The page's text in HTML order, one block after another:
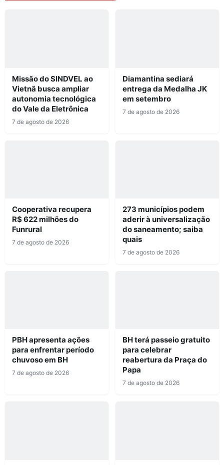
Missão do SINDVEL ao
Vietnã busca ampliar
autonomia tecnológica
do Vale da Eletrônica
7 de agosto de 2026
Diamantina sediará
entrega da Medalha JK
em setembro
7 de agosto de 2026
Cooperativa recupera
R$ 622 milhões do
Funrural
7 de agosto de 2026
273 municípios podem
aderir à universalização
do saneamento; saiba
quais
7 de agosto de 2026
PBH apresenta ações
para enfrentar período
chuvoso em BH
7 de agosto de 2026
BH terá passeio gratuito
para celebrar
reabertura da Praça do
Papa
7 de agosto de 2026